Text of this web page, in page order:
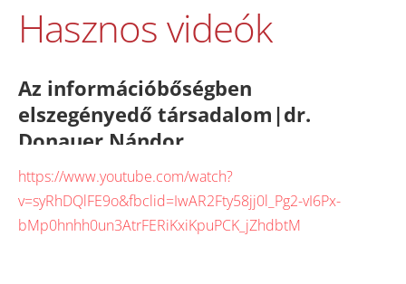
Hasznos videók
Az információbőségben
elszegényedő társadalom |dr.
Donauer Nándor
https://www.youtube.com/watch?
v=syRhDQlFE9o&fbclid=IwAR2Fty58jj0l_Pg2-vI6Px-
bMp0hnhh0un3AtrFERiKxiKpuPCK_jZhdbtM